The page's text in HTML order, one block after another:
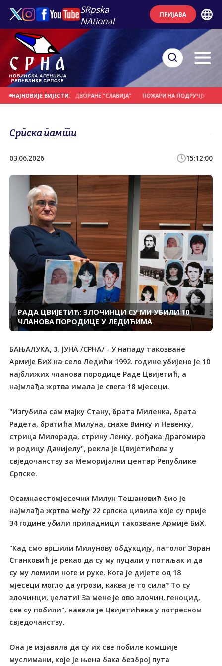
SRpska
NAtional
ПРИЈАВА
НАЈНОВИЈЕ ВИЈЕСТИ:
СПОРТСКЕ ДВОРАНЕ "СЛАВИЈА" ПОЖАРИ НА ПОДРУЧЈУ КОЊИЦА
Српска памти
03.06.2026 15:12:00
РАДА ЦВИЈЕТИЋ: ЗЛОЧИНЦИ СУ МИ УБИЛИ 10
ЧЛАНОВА ПОРОДИЦЕ У ЛЕДИЋИМА
БАЊАЛУКА, 3. ЈУНА /СРНА/ - У нападу такозване
Армије БиХ на село Ледићи 1992. године убијено је 10
најближих чланова породице Раде Цвијетић, а
најмлађа жртва имала је свега 18 мјесеци.
"Изгубила сам мајку Стану, брата Миленка, брата
Радета, братића Милуна, снахе Винку и Невенку,
стрица Милорада, стрину Ленку, рођака Драгомира
и родицу Данијелу", рекла је Цвијетићева у
свједочанству за Меморијални центар Републике
Српске.
Осамнаестомјесечни Милун Тешановић био је
најмлађа жртва међу 22 српска цивила које су прије
34 године убили припадници такозване Армије БиХ.
"Кад смо вршили Милунову обдукцију, патолог Зоран
Станковић је рекао да су му пуцали у потиљак и да
су му ломили ноге и руке. Кога је дијете од 18
мјесеци могло да угрози, каква је то сила? То су
злочинци, џелати! За мене је ово злочин, геноцид,
све су побили", навела је Цвијетићева у потресном
свједочанству.
Она је изјавила да су их све побиле комшије
муслимани, које је њена бака безброј пута